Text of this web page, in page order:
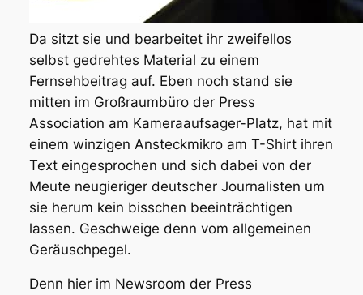
Da sitzt sie und bearbeitet ihr zweifellos
selbst gedrehtes Material zu einem
Fernsehbeitrag auf. Eben noch stand sie
mitten im Großraumbüro der Press
Association am Kameraaufsager-Platz, hat mit
einem winzigen Ansteckmikro am T-Shirt ihren
Text eingesprochen und sich dabei von der
Meute neugieriger deutscher Journalisten um
sie herum kein bisschen beeinträchtigen
lassen. Geschweige denn vom allgemeinen
Geräuschpegel.
Denn hier im Newsroom der Press